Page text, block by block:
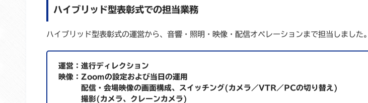
ハイブリッド型表彰式での担当業務
ハイブリッド型表彰式の運営から、音響・照明・映像・配信オペレーションまで担当しました。
運営：進行ディレクション
映像：Zoomの設定および当日の運用
配信・会場映像の画面構成、スイッチング(カメラ／VTR／PCの切り替え)
撮影(カメラ、クレーンカメラ)